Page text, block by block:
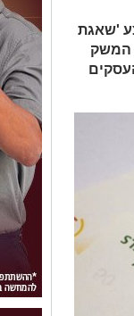
'שאגת
המשק